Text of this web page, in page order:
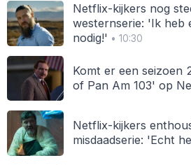
Netflix-kijkers nog
westernserie: 'Ik heb
nodig!' • 10:30
Komt er een seizoen
of Pan Am 103' op
Netflix-kijkers
misdaadserie: 'Echt